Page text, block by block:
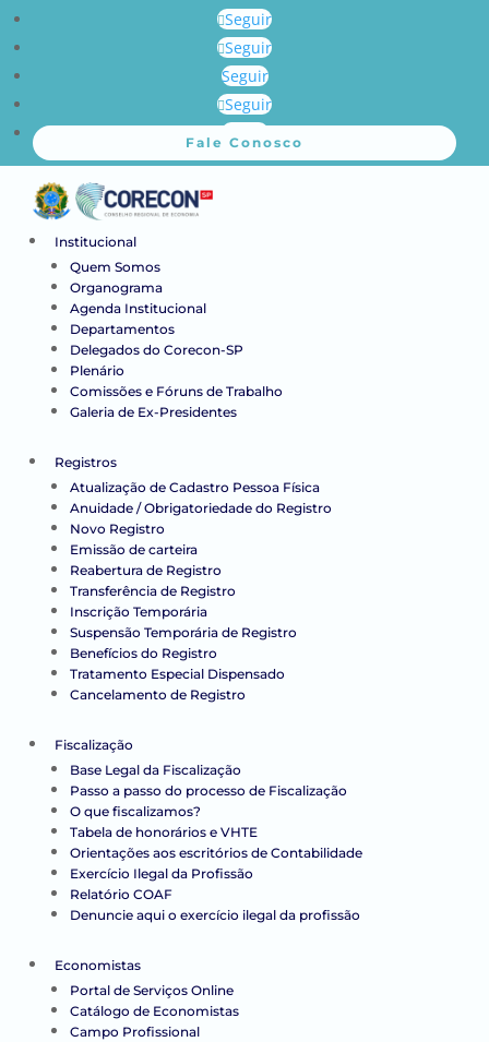
Seguir
Seguir
Seguir
Seguir
Seguir
Fale Conosco
Institucional
Quem Somos
Organograma
Agenda Institucional
Departamentos
Delegados do Corecon-SP
Plenário
Comissões e Fóruns de Trabalho
Galeria de Ex-Presidentes
Registros
Atualização de Cadastro Pessoa Física
Anuidade / Obrigatoriedade do Registro
Novo Registro
Emissão de carteira
Reabertura de Registro
Transferência de Registro
Inscrição Temporária
Suspensão Temporária de Registro
Benefícios do Registro
Tratamento Especial Dispensado
Cancelamento de Registro
Fiscalização
Base Legal da Fiscalização
Passo a passo do processo de Fiscalização
O que fiscalizamos?
Tabela de honorários e VHTE
Orientações aos escritórios de Contabilidade
Exercício Ilegal da Profissão
Relatório COAF
Denuncie aqui o exercício ilegal da profissão
Economistas
Portal de Serviços Online
Catálogo de Economistas
Campo Profissional